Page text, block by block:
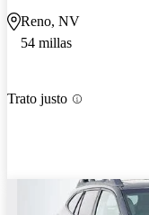
Reno, NV
54 millas
Trato justo